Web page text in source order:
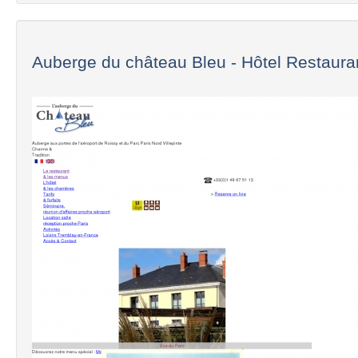
Auberge du château Bleu - Hôtel